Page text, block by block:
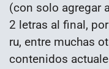
(con solo agregar
2 letras al final,
ru, entre muchas
contenidos